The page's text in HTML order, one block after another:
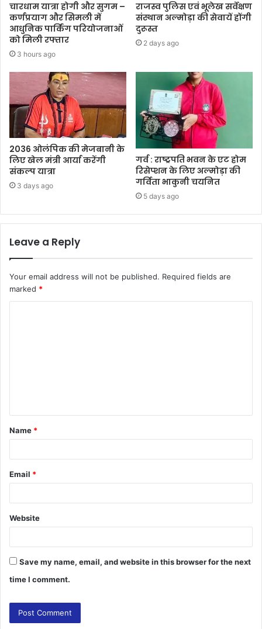
चारधाम यात्रा होगी और सुगम –
कर्णप्रयाग और सिमली में
आधुनिक पार्किंग परियोजनाओं
को मिली रफ्तार
3 hours ago
राजस्व पुलिस एवं भूलेख सर्वेक्षण
संस्थान अल्मोड़ा की सेवायें होंगी
दुरूस्त
2 days ago
2036 ओलंपिक की मेजबानी के
लिए खेल मंत्री आर्या करेंगी
संकल्प यात्रा
3 days ago
गर्व : राष्ट्रपति भवन के एट होम
रिसेप्शन के लिए अल्मोड़ा की
गर्विता भाकुनी चयनित
5 days ago
Leave a Reply
Your email address will not be published. Required fields are
marked *
t
*
Name *
Email *
Website
Save my name, email, and website in this browser for the next
time I comment.